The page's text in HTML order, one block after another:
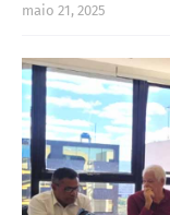
maio 21, 2025